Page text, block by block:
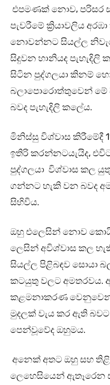
එපමණක් නොව, පරිසර
පැවරීමේ ක්‍රියාවලිය
නොවන්නට සියල්ල
සිදුවන හානියද පැහැදිලි
සිටින පුද්ගලයා කිනම්
බලාපොරොත්තුවෙන් මේ
බවද පැහැදිලි කලේය.
මිනිස්සු විශ්වාස කිරීමේදී
ඉතිරි කරන්නටයැයිද,
පුද්ගලයා විශ්වාස කල
ගන්නට හැකි වන බවද
සිහිවිය.
ඔහු එලෙසින් නොව කොයි
ලෙසින් අවිශ්වාස කල
සියල්ල පිළිබඳව සොයා
කටයුතු වලට අමතරවය.
කළමනාකරණ
මුදලක් වැය කර ඇති
පෙන්වූවේද ඔහුමය.
අනෙක් අතට ඔහු සහ
ලෙහෙසියෙන්